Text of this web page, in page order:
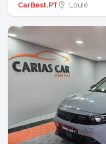
CarBest.PT
Loulé